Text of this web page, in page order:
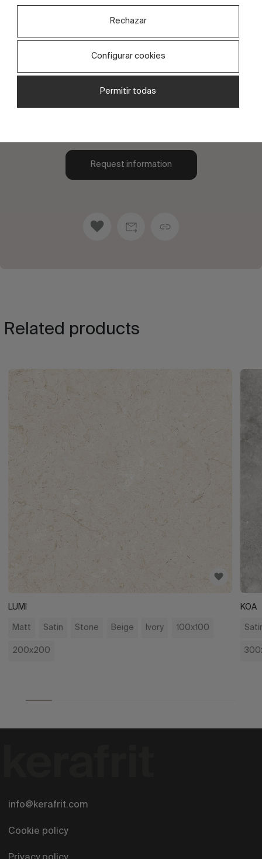
Are you interested in this
design?
Explore our exclusive range of unique designs,
offer you both functionality and style. Each one
Request information
Related products
LUMI
Matt Satin Stone Beige Ivory 100x100
200x200
KOA
info@kerafrit.com
Cookie policy
Rechazar
Configurar cookies
Permitir todas